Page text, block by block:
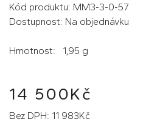
Kód produktu: MM3-3-0-57
Dostupnost: Na objednávku
Hmotnost: 1,95 g
14 500Kč
Bez DPH: 11 983Kč